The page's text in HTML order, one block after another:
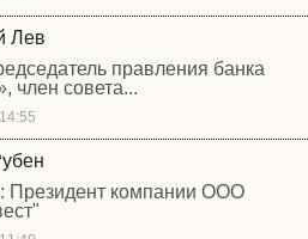
Лев
правления банка
член совета...
Президент компании ООО